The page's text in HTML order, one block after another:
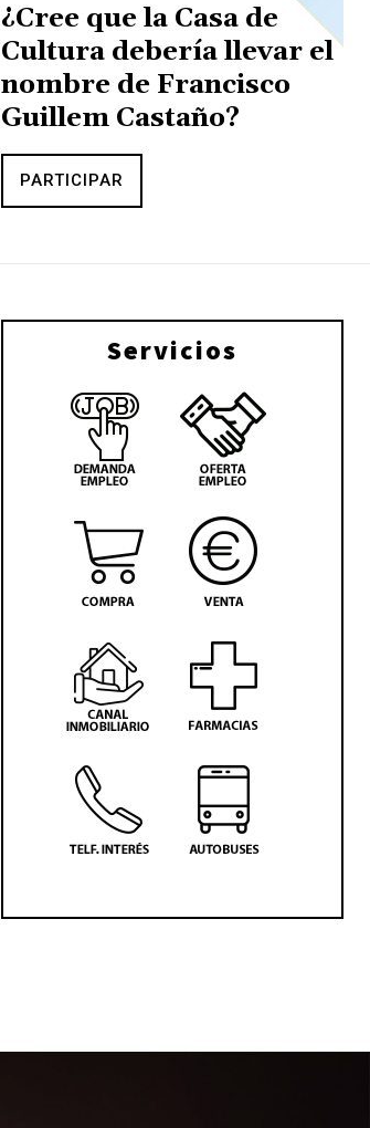
¿Cree que la Casa de
Cultura debería llevar el
nombre de Francisco
Guillem Castaño?
PARTICIPAR
Servicios